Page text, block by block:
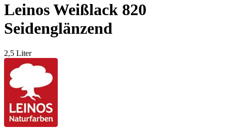
Leinos Weißlack 820
Seidenglänzend
2,5 Liter